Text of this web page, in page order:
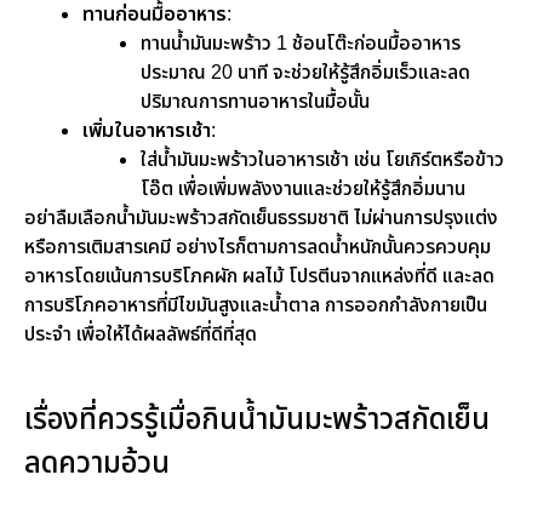
ทานก่อนมื้ออาหาร:
ทานน้ำมันมะพร้าว 1 ช้อนโต๊ะก่อนมื้ออาหาร
ประมาณ 20 นาที จะช่วยให้รู้สึกอิ่มเร็วและลด
ปริมาณการทานอาหารในมื้อนั้น
เพิ่มในอาหารเช้า:
ใส่น้ำมันมะพร้าวในอาหารเช้า เช่น โยเกิร์ตหรือข้าว
โอ๊ต เพื่อเพิ่มพลังงานและช่วยให้รู้สึกอิ่มนาน
อย่าลืมเลือกน้ำมันมะพร้าวสกัดเย็นธรรมชาติ ไม่ผ่านการปรุงแต่ง
หรือการเติมสารเคมี อย่างไรก็ตามการลดน้ำหนักนั้นควรควบคุม
อาหารโดยเน้นการบริโภคผัก ผลไม้ โปรตีนจากแหล่งที่ดี และลด
การบริโภคอาหารที่มีไขมันสูงและน้ำตาล การออกกำลังกายเป็น
ประจำ เพื่อให้ได้ผลลัพธ์ที่ดีที่สุด
เรื่องที่ควรรู้เมื่อกินน้ำมันมะพร้าวสกัดเย็น
ลดความอ้วน